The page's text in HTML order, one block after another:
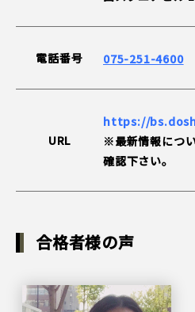
電話番号 075-251-4600
URL
https://
※最新情報につ
確認下さい。
合格者様の声